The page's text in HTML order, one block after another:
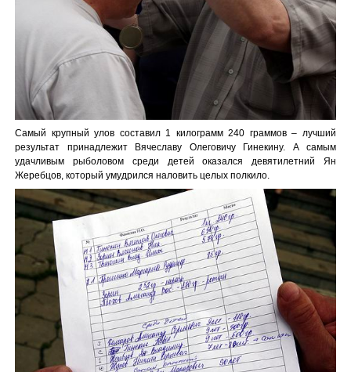
Самый крупный улов составил 1 килограмм 240 граммов – лучший
результат принадлежит Вячеславу Олеговичу Гинекину. А самым
удачливым рыболовом среди детей оказался девятилетний Ян
Жеребцов, который умудрился наловить целых полкило.